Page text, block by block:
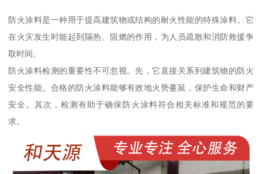
防火涂料是一种用于提高建筑物或结构的耐火性能的特殊涂料。它
在火灾发生时能起到隔热、阻燃的作用，为人员疏散和消防救援争
取时间。
防火涂料检测的重要性不可忽视。先，它直接关系到建筑物的防火
安全性能。合格的防火涂料能够有效地火势蔓延，保护生命和财产
安全。其次，检测有助于确保防火涂料符合相关标准和规范的要
求。